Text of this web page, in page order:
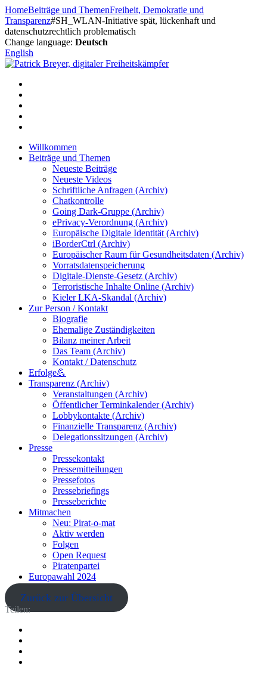
Zum
Inhalt
springen
HomeBeiträge und ThemenFreiheit, Demokratie und
Transparenz#SH_WLAN-Initiative spät, lückenhaft und
datenschutzrechtlich problematisch
Change language: Deutsch
English
Willkommen
Beiträge und Themen
Neueste Beiträge
Neueste Videos
Schriftliche Anfragen (Archiv)
Chatkontrolle
Going Dark-Gruppe (Archiv)
ePrivacy-Verordnung (Archiv)
Europäische Digitale Identität (Archiv)
iBorderCtrl (Archiv)
Europäischer Raum für Gesundheitsdaten (Archiv)
Vorratsdatenspeicherung
Digitale-Dienste-Gesetz (Archiv)
Terroristische Inhalte Online (Archiv)
Kieler LKA-Skandal (Archiv)
Zur Person / Kontakt
Biografie
Ehemalige Zuständigkeiten
Bilanz meiner Arbeit
Das Team (Archiv)
Kontakt / Datenschutz
Erfolge💪
Transparenz (Archiv)
Veranstaltungen (Archiv)
Öffentlicher Terminkalender (Archiv)
Lobbykontakte (Archiv)
Finanzielle Transparenz (Archiv)
Delegationssitzungen (Archiv)
Presse
Pressekontakt
Pressemitteilungen
Pressefotos
Pressebriefings
Presseberichte
Mitmachen
Neu: Pirat-o-mat
Aktiv werden
Folgen
Open Request
Piratenpartei
Europawahl 2024
Zurück zur Übersicht
Teilen: